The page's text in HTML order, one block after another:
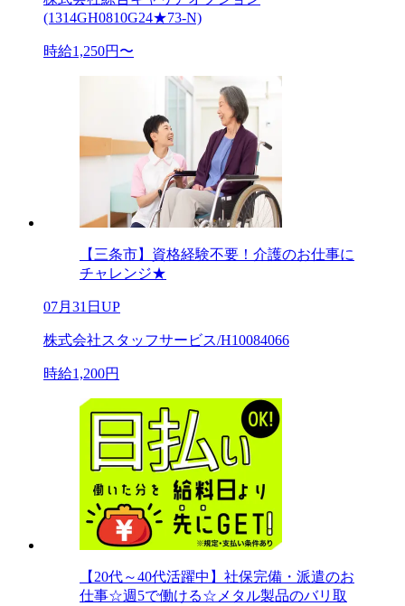
(1314GH0810G24★73-N)
時給1,250円〜
【三条市】資格経験不要！介護のお仕事に
チャレンジ★
07月31日UP
株式会社スタッフサービス/H10084066
時給1,200円
【20代～40代活躍中】社保完備・派遣のお
仕事☆週5で働ける☆メタル製品のバリ取